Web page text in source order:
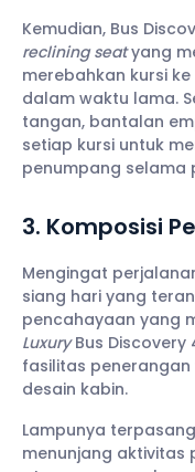
Kemudian, Bus
reclining seatyang
merebahkan kursi
dalam waktu lama.
tangan, bantalan
setiap kursi untuk
penumpang selama
3. Komposisi
Mengingat
siang hari yang
pencahayaan yang
LuxuryBus Discovery
fasilitas
desain kabin.
Lampunya
menunjang aktivitas